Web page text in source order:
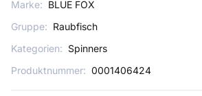
Marke: BLUE FOX
Gruppe: Raubfisch
Kategorien: Spinners
Produktnummer: 0001406424